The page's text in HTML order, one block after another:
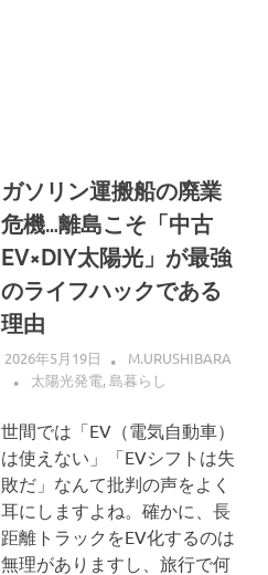
ガソリン運搬船の廃業
危機…離島こそ「中古
EV×DIY太陽光」が最強
のライフハックである
理由
2026年5月19日
M.URUSHIBARA
太陽光発電,島暮らし
世間では「EV（電気自動車）
は使えない」「EVシフトは失
敗だ」なんて批判の声をよく
耳にしますよね。確かに、長
距離トラックをEV化するのは
無理がありますし、旅行で何